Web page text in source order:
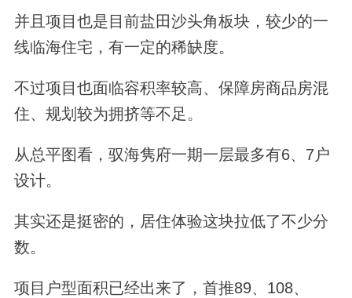
并且项目也是目前盐田沙头角板块，较少的一
线临海住宅，有一定的稀缺度。
不过项目也面临容积率较高、保障房商品房混
住、规划较为拥挤等不足。
从总平图看，驭海隽府一期一层最多有6、7户
设计。
其实还是挺密的，居住体验这块拉低了不少分
数。
项目户型面积已经出来了，首推89、108、